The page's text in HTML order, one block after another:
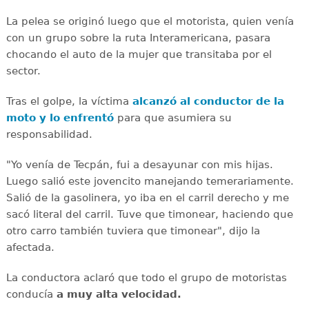
La pelea se originó luego que el motorista, quien venía
con un grupo sobre la ruta Interamericana, pasara
chocando el auto de la mujer que transitaba por el
sector.
Tras el golpe, la víctima alcanzó al conductor de la
moto y lo enfrentópara que asumiera su
responsabilidad.
"Yo venía de Tecpán, fui a desayunar con mis hijas.
Luego salió este jovencito manejando temerariamente.
Salió de la gasolinera, yo iba en el carril derecho y me
sacó literal del carril. Tuve que timonear, haciendo que
otro carro también tuviera que timonear", dijo la
afectada.
La conductora aclaró que todo el grupo de motoristas
conducía a muy alta velocidad.